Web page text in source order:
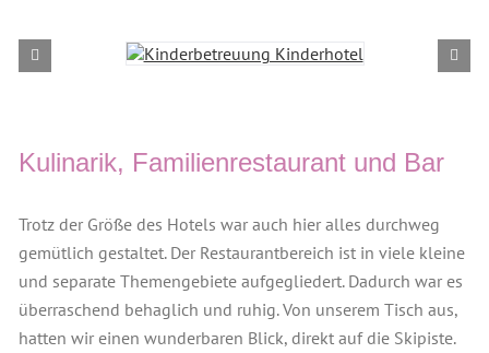
Kulinarik, Familienrestaurant und Bar
Trotz der Größe des Hotels war auch hier alles durchweg
gemütlich gestaltet. Der Restaurantbereich ist in viele kleine
und separate Themengebiete aufgegliedert. Dadurch war es
überraschend behaglich und ruhig. Von unserem Tisch aus,
hatten wir einen wunderbaren Blick, direkt auf die Skipiste.